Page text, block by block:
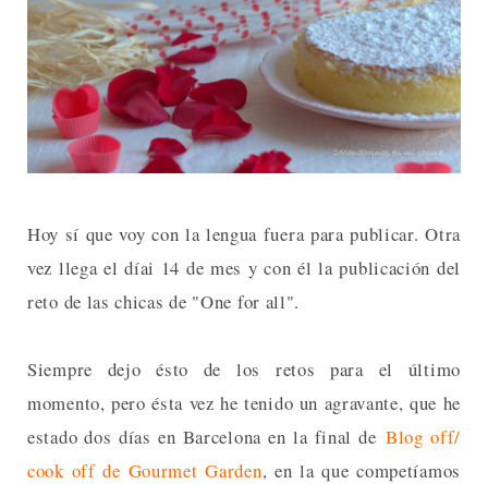
Hoy sí que voy con la lengua fuera para publicar. Otra
vez llega el díai 14 de mes y con él la publicación del
reto de las chicas de "One for all".
Siempre dejo ésto de los retos para el último
momento, pero ésta vez he tenido un agravante, que he
estado dos días en Barcelona en la final deBlog off/
cook off de Gourmet Garden, en la que competíamos